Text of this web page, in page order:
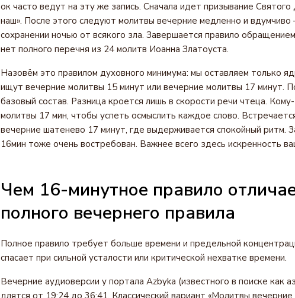
ок часто ведут на эту же запись. Сначала идет призывание
наш». После этого следуют молитвы вечерние медленно и
сохранении ночью от всякого зла. Завершается правило
нет полного перечня из 24 молитв Иоанна Златоуста.
Назовём это правилом духовного минимума: мы оставляем только
ищут вечерние молитвы 15 минут или вечерние молитвы 17 минут.
базовый состав. Разница кроется лишь в скорости речи чтеца.
молитвы 17 мин, чтобы успеть осмыслить каждое слово.
вечерние шатенево 17 минут, где выдерживается спокойный ритм.
16мин тоже очень востребован. Важнее всего здесь искренность
Чем 16-минутное правило
полного вечернего правила
Полное правило требует больше времени и предельной
спасает при сильной усталости или критической нехватке времени.
Вечерние аудиоверсии у портала Azbyka (известного в поиске как
длятся от 19:24 до 36:41. Классический вариант «Молитвы вечерние